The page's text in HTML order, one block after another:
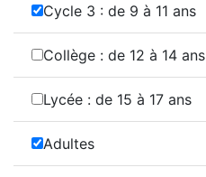
Cycle 3 : de 9 à 11 ans
Collège : de 12 à 14 ans
Lycée : de 15 à 17 ans
Adultes